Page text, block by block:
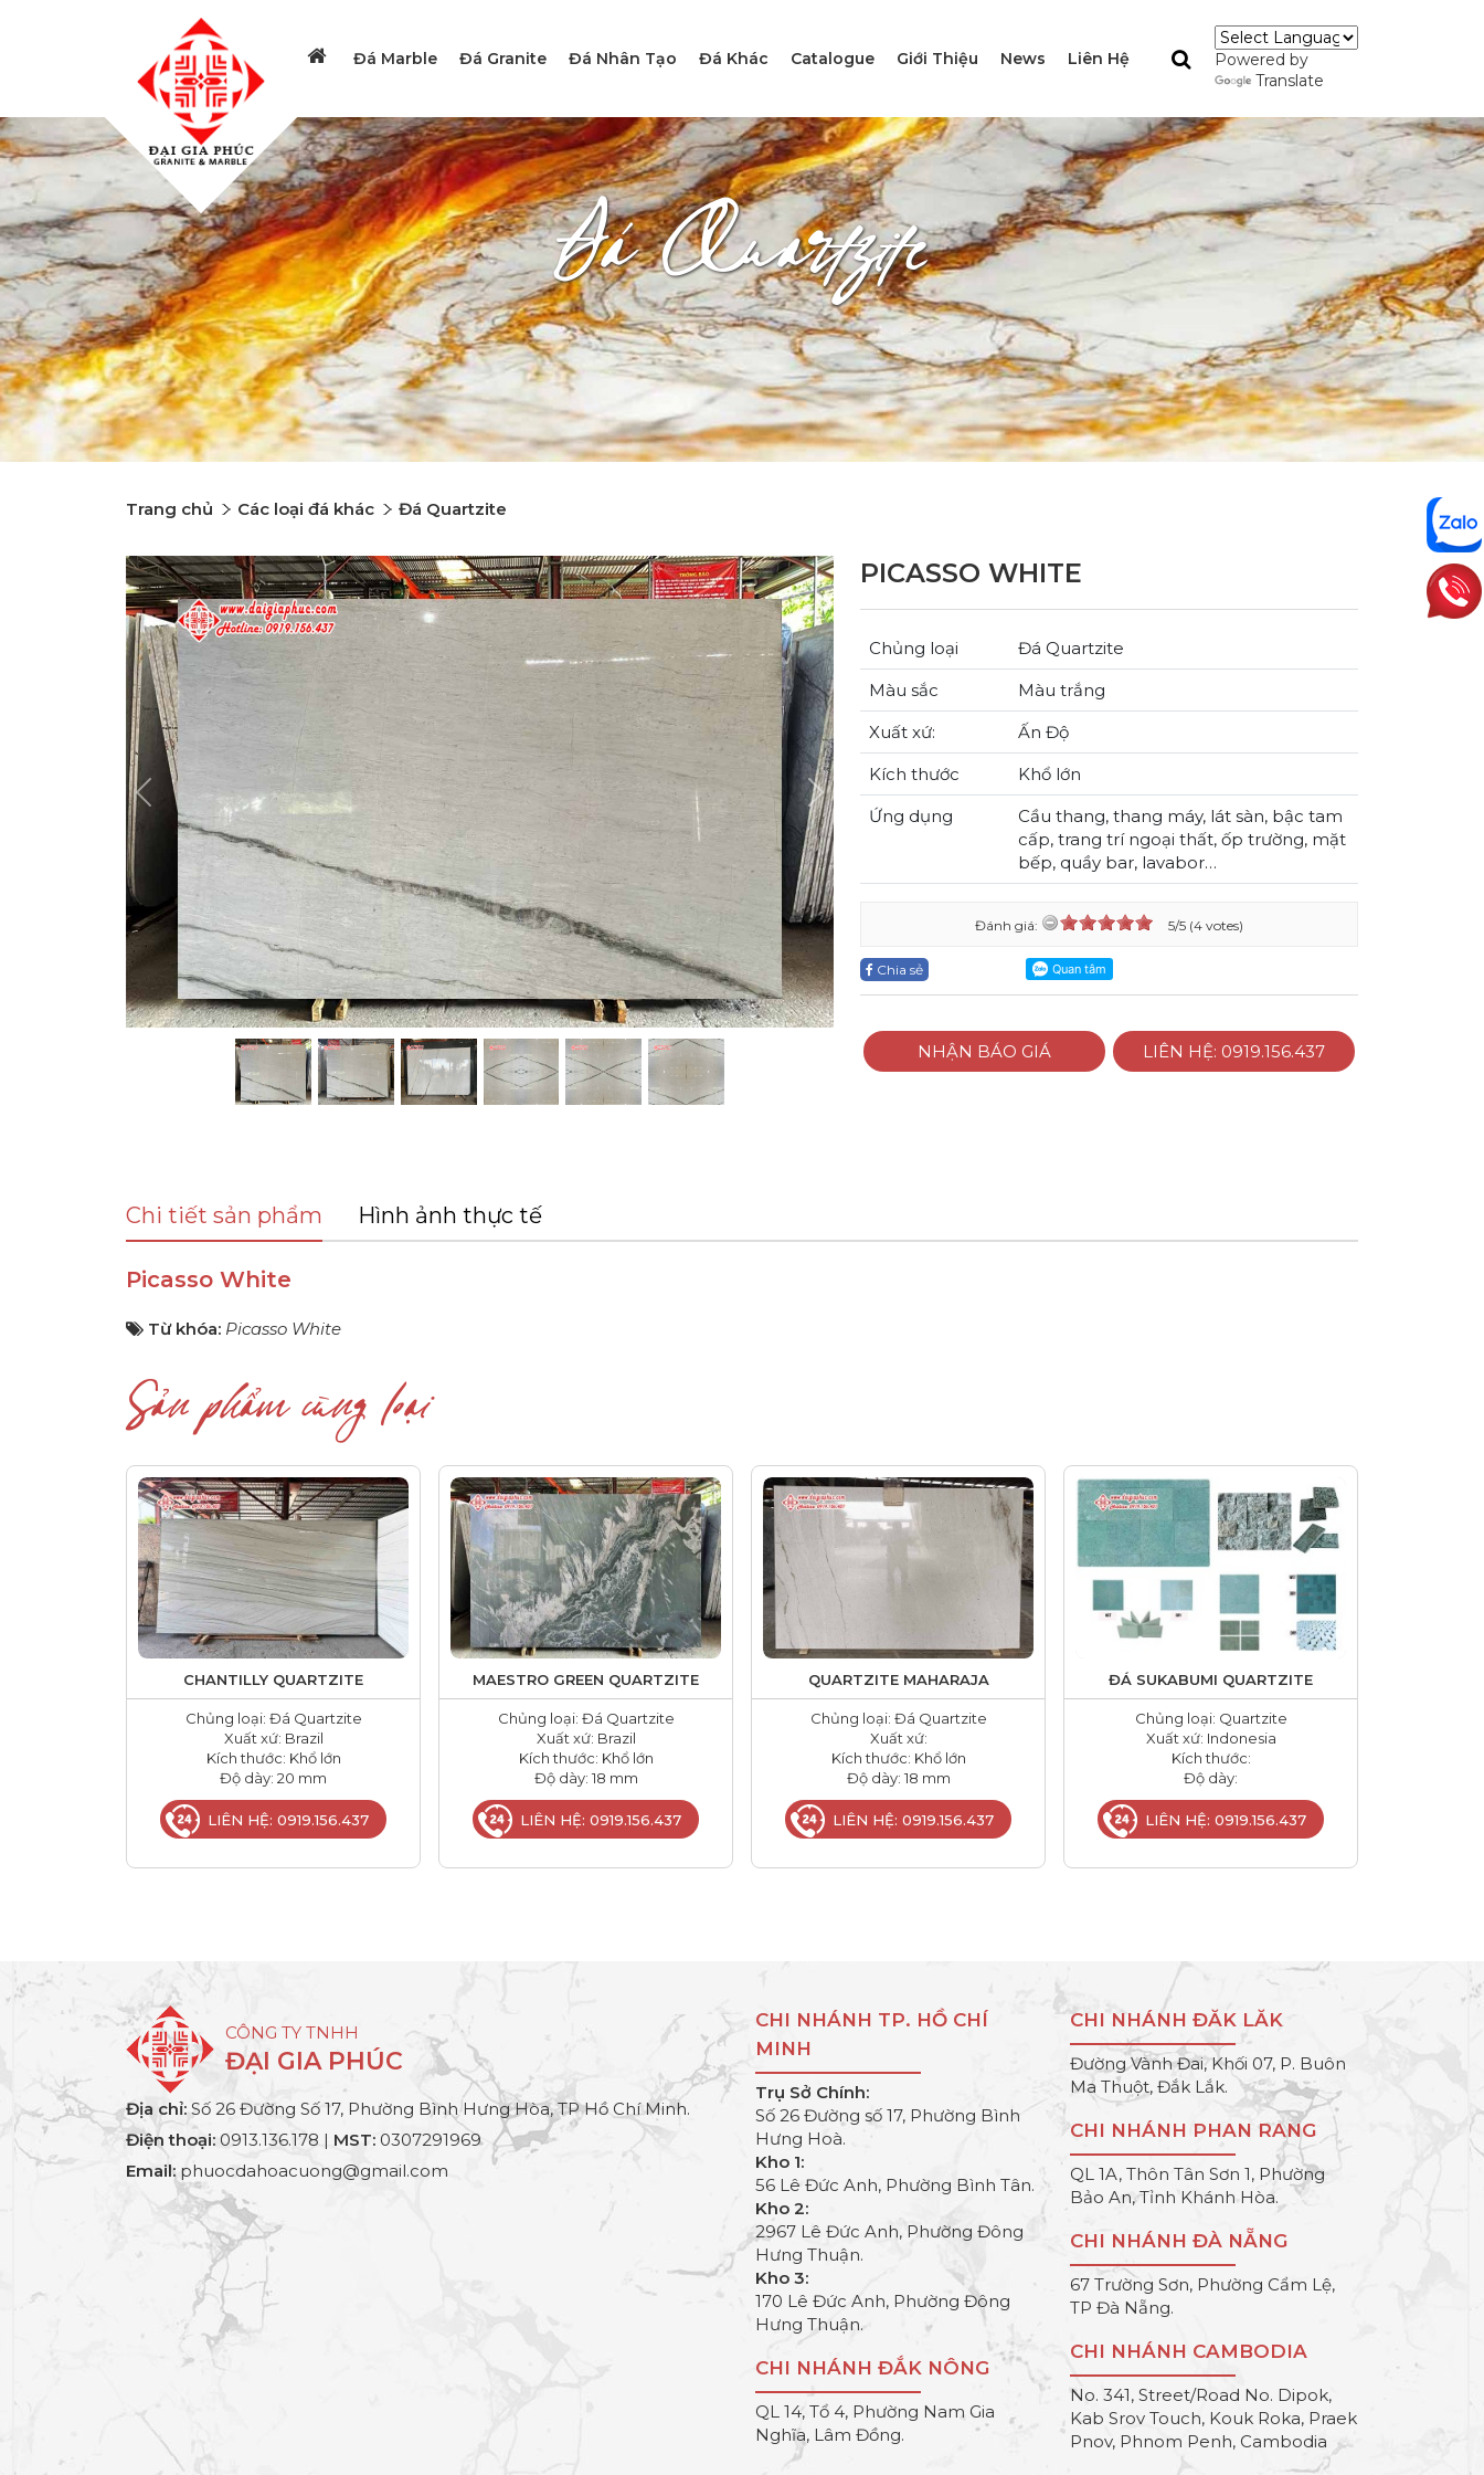
Đá Marble Đá Granite Đá Nhân Tạo Đá Khác Catalogue Giới Thiệu News Liên Hệ
Powered by
Translate
Đá Quartzite
Trang chủ Các loại đá khác Đá Quartzite
Previous Next
PICASSO WHITE
Chủng loại
Đá Quartzite
Màu sắc
Màu trắng
Xuất xứ:
Ấn Độ
Kích thước
Khổ lớn
Ứng dụng
Cầu thang, thang máy, lát sàn, bậc tam
cấp, trang trí ngoại thất, ốp trường, mặt
bếp, quầy bar, lavabor…
Đánh giá: 5/5 (4 votes)
Chia sẻ
NHẬN BÁO GIÁ LIÊN HỆ: 0919.156.437
Chi tiết sản phẩm Hình ảnh thực tế
Picasso White
Từ khóa: Picasso White
Sản phẩm cùng loại
CHANTILLY QUARTZITE
Chủng loại: Đá Quartzite
Xuất xứ: Brazil
Kích thước: Khổ lớn
Độ dày: 20 mm
LIÊN HỆ: 0919.156.437
MAESTRO GREEN QUARTZITE
Chủng loại: Đá Quartzite
Xuất xứ: Brazil
Kích thước: Khổ lớn
Độ dày: 18 mm
LIÊN HỆ: 0919.156.437
QUARTZITE MAHARAJA
Chủng loại: Đá Quartzite
Xuất xứ:
Kích thước: Khổ lớn
Độ dày: 18 mm
LIÊN HỆ: 0919.156.437
ĐÁ SUKABUMI QUARTZITE
Chủng loại: Quartzite
Xuất xứ: Indonesia
Kích thước:
Độ dày:
LIÊN HỆ: 0919.156.437
CÔNG TY TNHH
ĐẠI GIA PHÚC
Địa chỉ: Số 26 Đường Số 17, Phường Bình Hưng Hòa, TP Hồ Chí Minh.
Điện thoại: 0913.136.178 | MST: 0307291969
Email: phuocdahoacuong@gmail.com
CHI NHÁNH TP. HỒ CHÍ
MINH
Trụ Sở Chính:
Số 26 Đường số 17, Phường Bình
Hưng Hoà.
Kho 1:
56 Lê Đức Anh, Phường Bình Tân.
Kho 2:
2967 Lê Đức Anh, Phường Đông
Hưng Thuận.
Kho 3:
170 Lê Đức Anh, Phường Đông
Hưng Thuận.
CHI NHÁNH ĐẮK NÔNG
QL 14, Tổ 4, Phường Nam Gia
Nghĩa, Lâm Đồng.
CHI NHÁNH ĐĂK LĂK
Đường Vành Đai, Khối 07, P. Buôn
Ma Thuột, Đắk Lắk.
CHI NHÁNH PHAN RANG
QL 1A, Thôn Tân Sơn 1, Phường
Bảo An, Tỉnh Khánh Hòa.
CHI NHÁNH ĐÀ NẴNG
67 Trường Sơn, Phường Cẩm Lệ,
TP Đà Nẵng.
CHI NHÁNH CAMBODIA
No. 341, Street/Road No. Dipok,
Kab Srov Touch, Kouk Roka, Praek
Pnov, Phnom Penh, Cambodia